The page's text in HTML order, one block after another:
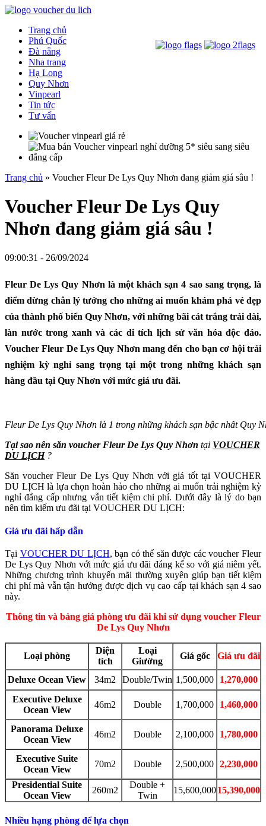
Trang chủ
Phú Quốc
Đà nẵng
Nha trang
Hạ Long
Quy Nhơn
Vinpearl
Tin tức
Tư vấn
Trang chủ » Voucher Fleur De Lys Quy Nhơn đang giảm giá sâu !
Voucher Fleur De Lys Quy
Nhơn đang giảm giá sâu !
09:00:31 - 26/09/2024
Fleur De Lys Quy Nhơn là một khách sạn 4 sao sang trọng, là
điểm dừng chân lý tưởng cho những ai muốn khám phá vẻ đẹp
của thành phố biển Quy Nhơn, với những bãi cát trắng trải dài,
làn nước trong xanh và các di tích lịch sử văn hóa độc đáo.
Voucher Fleur De Lys Quy Nhơn mang đến cho bạn cơ hội trải
nghiệm kỳ nghỉ sang trọng tại một trong những khách sạn
hàng đầu tại Quy Nhơn với mức giá ưu đãi.
Fleur De Lys Quy Nhơn là 1 trong những khách sạn bậc nhất Quy
Tại sao nên săn voucher Fleur De Lys Quy Nhơn tại VOUCHER
DU LỊCH?
Săn voucher Fleur De Lys Quy Nhơn với giá tốt tại VOUCHER
DU LỊCH là lựa chọn hoàn hảo cho những ai muốn trải nghiệm kỳ
nghỉ đẳng cấp nhưng vẫn tiết kiệm chi phí. Dưới đây là lý do bạn
nên tìm kiếm ưu đãi tại VOUCHER DU LỊCH:
Giá ưu đãi hấp dẫn
Tại VOUCHER DU LỊCH, bạn có thể săn được các voucher Fleur
De Lys Quy Nhơn với mức giá ưu đãi đáng kể so với giá niêm yết.
Những chương trình khuyến mãi thường xuyên giúp bạn tiết kiệm
chi phí mà vẫn tận hưởng được dịch vụ cao cấp tại khách sạn 4 sao
này.
Thông tin và bảng giá phòng ưu đãi khi sử dụng voucher Fleur
De Lys Quy Nhơn
Loại phòng
Diện
tích
Loại
Giường
Giá gốc Giá ưu đãi
Deluxe Ocean View 34m2 Double/Twin 1,500,000
1,270,000
Executive Deluxe
Ocean View
46m2 Double 1,700,000 1,460,000
Panorama Deluxe
Ocean View
46m2 Double 2,100,000 1,780,000
Executive Suite
Ocean View
70m2 Double 2,500,000 2,230,000
Presidential Suite
Ocean View
260m2
Double +
Twin
15,600,00015,390,000
Nhiều hạng phòng để lựa chọn